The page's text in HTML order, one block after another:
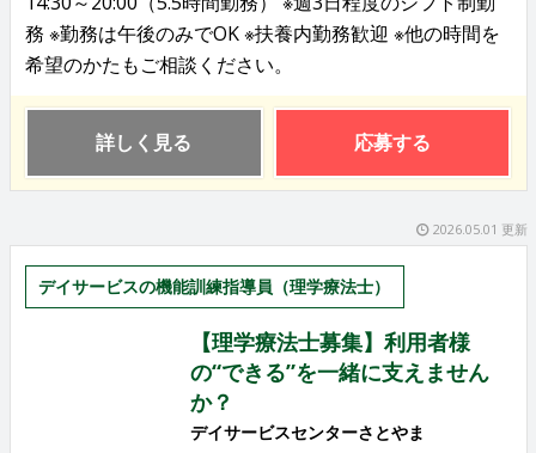
務 ※勤務は午後のみでOK ※扶養内勤務歓迎 ※他の時間を
希望のかたもご相談ください。
詳しく見る 応募する
2026.05.01 更新
デイサービスの機能訓練指導員（理学療法士）
【理学療法士募集】利用者様
の“できる”を一緒に支えません
か？
デイサービスセンターさとやま